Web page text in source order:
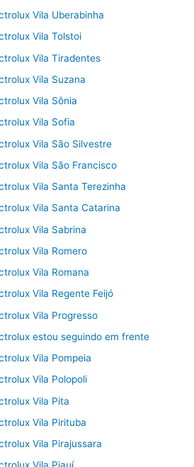
Vila Uberabinha
Vila Tolstoi
Vila Tiradentes
Vila Suzana
Vila Sônia
Vila Sofia
Vila São Silvestre
Vila São Francisco
Vila Santa Terezinha
Vila Santa Catarina
Vila Sabrina
Vila Romero
Vila Romana
Vila Regente Feijó
Vila Progresso
estou seguindo em frente
Vila Pompeia
Vila Polopoli
Vila Pita
Vila Pirituba
Vila Pirajussara